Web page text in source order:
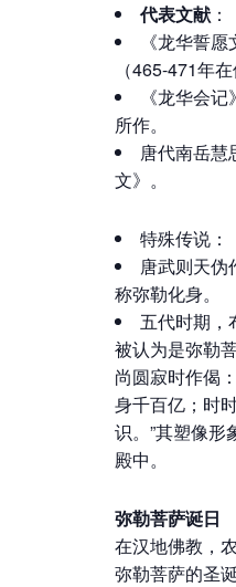
代表文献 ：
《龙华誓
（465-471年
《龙华会
所作。
唐代南岳慧
文》。
特殊传说：
唐武则天伪
称弥勒化身。
五代时期，
被认为是弥勒
尚圆寂时作偈
身千百亿；时
识。”其塑像形
殿中。
弥勒菩萨诞日
在汉地佛教，
弥勒菩萨的圣